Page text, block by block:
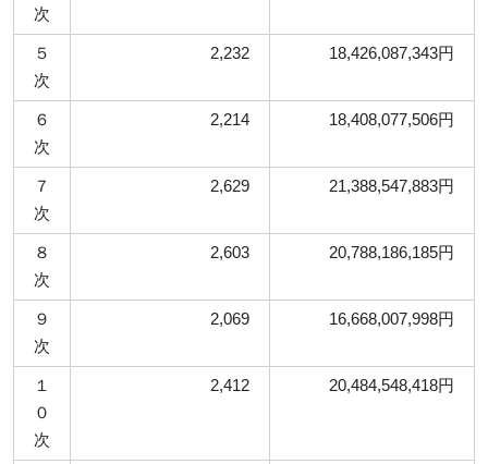
次
５
次
2,232 18,426,087,343円
６
次
2,214 18,408,077,506円
７
次
2,629 21,388,547,883円
８
次
2,603 20,788,186,185円
９
次
2,069 16,668,007,998円
１
０
次
2,412 20,484,548,418円